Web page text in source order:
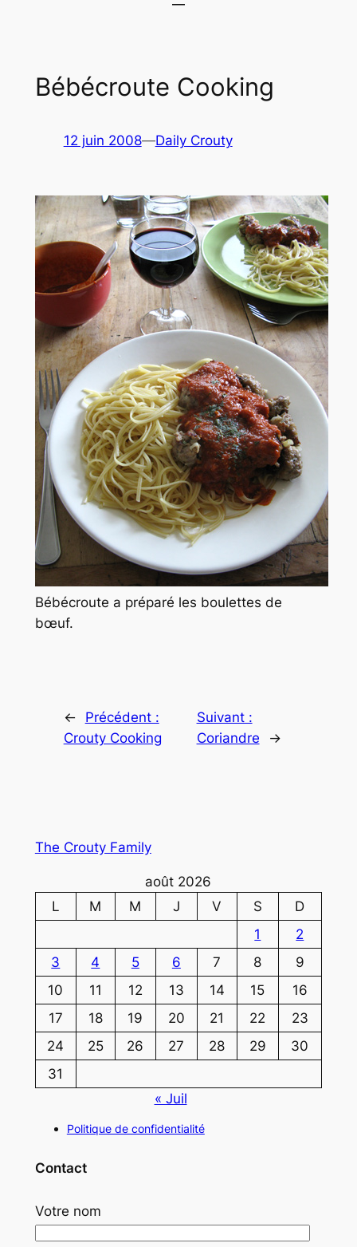
Bébécroute Cooking
12 juin 2008—Daily Crouty
Bébécroute a préparé les boulettes de
bœuf.
←
Précédent :
Crouty Cooking
Suivant :
Coriandre
→
The Crouty Family
août 2026
L
M M J V S
D
1
2
3
4 5 6 7 8
9
10
11 12 13 14 15
16
17
18 19 20 21 22
23
24
25 26 27 28 29
30
31
« Juil
Politique de confidentialité
Contact
Votre nom